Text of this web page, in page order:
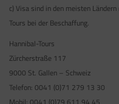
c) Visa sind in den meisten
Tours bei der Beschaffung.
Hannibal-Tours
Zürcherstraße 117
9000 St. Gallen – Schweiz
Telefon: 0041 (0)71 279 13 30